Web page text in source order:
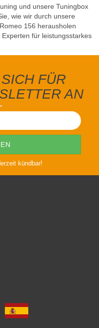
und unsere Tuningbox
wie wir durch unsere
156 herausholen
für leistungsstarkes
FÜR
AN
kündbar!